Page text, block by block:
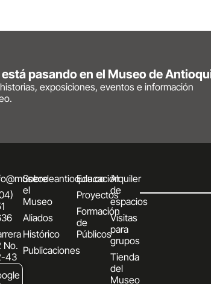
pasando en el Museo de
exposiciones, eventos e información
No.
43
Sobre
el
Museo
Aliados
Histórico
Publicaciones
Educación
Proyectos
Formación
de
Públicos
Alquiler
de
espacios
Visitas
para
grupos
Tienda
del
Museo